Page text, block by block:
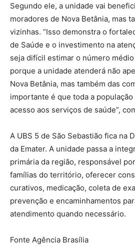
Segundo ele, a unidade vai
moradores de Nova Betânia, mas
vizinhas. “Isso demonstra o
de Saúde e o investimento na
seja difícil estimar o número
porque a unidade atenderá não
Nova Betânia, mas também das
importante é que toda a
acesso aos serviços de saúde”,
A UBS 5 de São Sebastião fica na
da Emater. A unidade passa a
primária da região, responsável
famílias do território, oferecer
curativos, medicação, coleta de
prevenção e encaminhamentos
atendimento quando necessário.
Fonte Agência Brasília